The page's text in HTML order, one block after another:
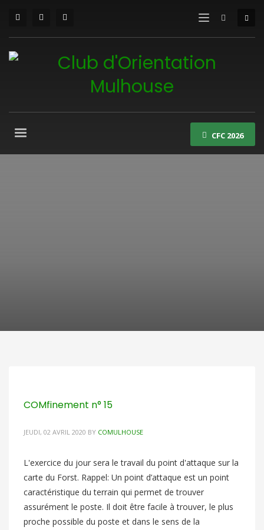
CFC 2026
COMfinement n° 15
JEUDI, 02 AVRIL 2020 BY COMULHOUSE
L'exercice du jour sera le travail du point d'attaque sur la
carte du Forst. Rappel: Un point d’attaque est un point
caractéristique du terrain qui permet de trouver
assurément le poste. Il doit être facile à trouver, le plus
proche possible du poste et dans le sens de la